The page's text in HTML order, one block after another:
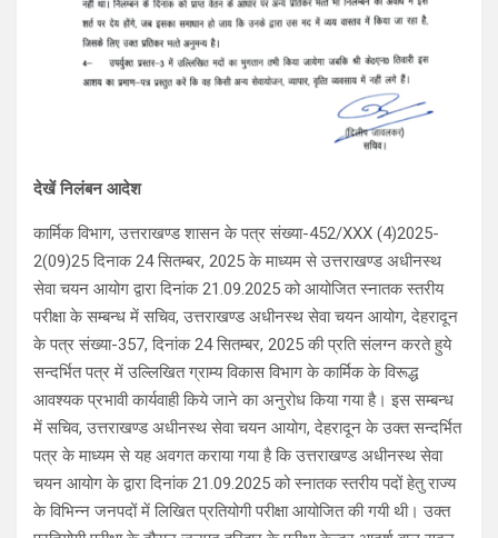
देखें निलंबन आदेश
कार्मिक विभाग, उत्तराखण्ड शासन के पत्र संख्या-452/XXX (4)2025-
2(09)25 दिनाक 24 सितम्बर, 2025 के माध्यम से उत्तराखण्ड अधीनस्थ
सेवा चयन आयोग द्वारा दिनांक 21.09.2025 को आयोजित स्नातक स्तरीय
परीक्षा के सम्बन्ध में सचिव, उत्तराखण्ड अधीनस्थ सेवा चयन आयोग, देहरादून
के पत्र संख्या-357, दिनांक 24 सितम्बर, 2025 की प्रति संलग्न करते हुये
सन्दर्भित पत्र में उल्लिखित ग्राम्य विकास विभाग के कार्मिक के विरूद्ध
आवश्यक प्रभावी कार्यवाही किये जाने का अनुरोध किया गया है। इस सम्बन्ध
में सचिव, उत्तराखण्ड अधीनस्थ सेवा चयन आयोग, देहरादून के उक्त सन्दर्भित
पत्र के माध्यम से यह अवगत कराया गया है कि उत्तराखण्ड अधीनस्थ सेवा
चयन आयोग के द्वारा दिनांक 21.09.2025 को स्नातक स्तरीय पदों हेतु राज्य
के विभिन्न जनपदों में लिखित प्रतियोगी परीक्षा आयोजित की गयी थी। उक्त